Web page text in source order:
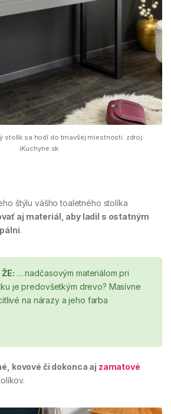
stolík sa hodí do tmavšej miestnosti. zdroj:
iKuchyne.sk
štýlu vášho toaletného stolíka
aj materiál, aby ladil s ostatným
.
… nadčasovým materiálom pri
je predovšetkým drevo? Masívne
na nárazy a jeho farba
kovové či dokonca aj zamatové